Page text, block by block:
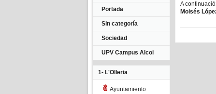
Portada
Sin categoría
Sociedad
UPV Campus Alcoi
1- L'Olleria
Ayuntamiento
A
Moisés